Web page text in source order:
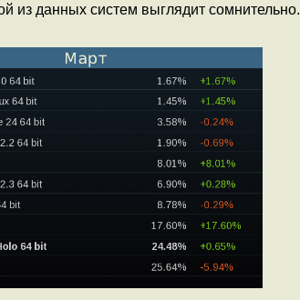
из данных систем выглядит сомнительно.